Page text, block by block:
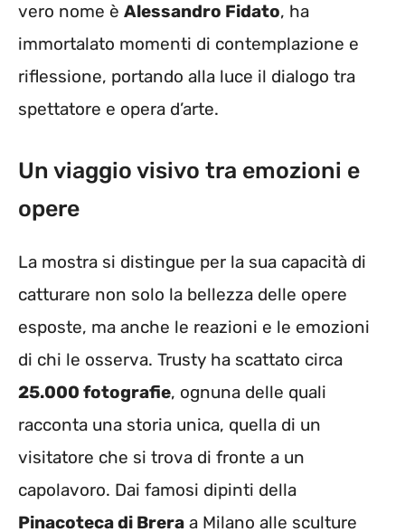
vero nome è Alessandro Fidato, ha
immortalato momenti di contemplazione e
riflessione, portando alla luce il dialogo tra
spettatore e opera d’arte.
Un viaggio visivo tra emozioni e
opere
La mostra si distingue per la sua capacità di
catturare non solo la bellezza delle opere
esposte, ma anche le reazioni e le emozioni
di chi le osserva. Trusty ha scattato circa
25.000 fotografie, ognuna delle quali
racconta una storia unica, quella di un
visitatore che si trova di fronte a un
capolavoro. Dai famosi dipinti della
Pinacoteca di Brera a Milano alle sculture